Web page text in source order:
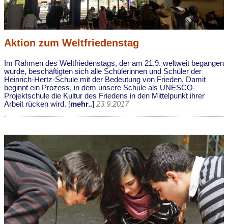
Aktion zum Weltfriedenstag
Im Rahmen des Weltfriedenstags, der am 21.9. weltweit begangen
wurde, beschäftigten sich alle Schülerinnen und Schüler der
Heinrich-Hertz-Schule mit der Bedeutung von Frieden. Damit
beginnt ein Prozess, in dem unsere Schule als UNESCO-
Projektschule die Kultur des Friedens in den Mittelpunkt ihrer
Arbeit rücken wird. [mehr..] 23.9.2017